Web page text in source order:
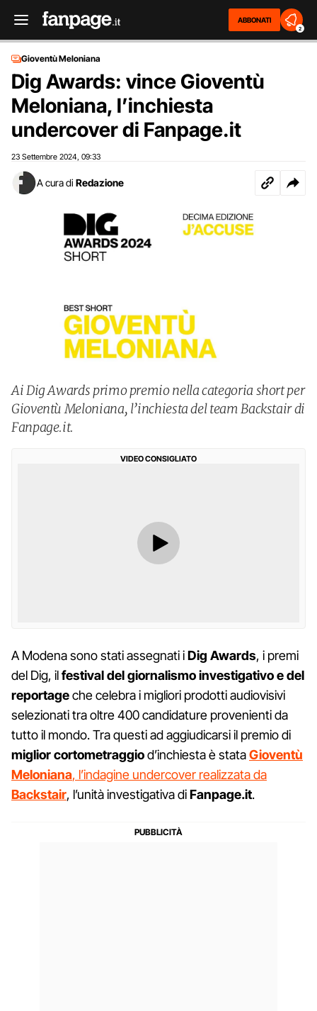
ABBONATI
2
Gioventù Meloniana
Dig Awards: vince Gioventù
Meloniana, l’inchiesta
undercover di Fanpage.it
23 Settembre 2024 09:33
A cura di Redazione
Ai Dig Awards primo premio nella categoria short per
Gioventù Meloniana, l’inchiesta del team Backstair di
Fanpage.it.
VIDEO CONSIGLIATO
A Modena sono stati assegnati iDig Awards, i premi
del Dig, ilfestival del giornalismo investigativo e del
reportageche celebra i migliori prodotti audiovisivi
selezionati tra oltre 400 candidature provenienti da
tutto il mondo. Tra questi ad aggiudicarsi il premio di
miglior cortometraggiod’inchiesta è stataGioventù
Meloniana, l’indagine undercover realizzata da
Backstair, l’unità investigativa diFanpage.it.